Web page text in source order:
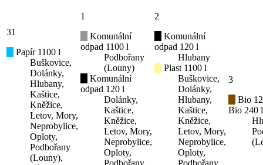
31
Papír 1100 l
Buškovice,
Dolánky,
Hlubany,
Kaštice,
Kněžice,
Letov, Mory,
Neprobylice,
Oploty,
Podbořany
(Louny),
1
Komunální
odpad 1100 l
Podbořany
(Louny)
Komunální
odpad 120 l
Dolánky,
Kaštice,
Kněžice,
Letov, Mory,
Neprobylice,
Oploty,
2
Komunální
odpad 120 l
Hlubany
Plast 1100 l
Buškovice,
Dolánky,
Hlubany,
Kaštice,
Kněžice,
Letov, Mory,
Neprobylice,
Oploty,
3
Bio
Bio 240 l